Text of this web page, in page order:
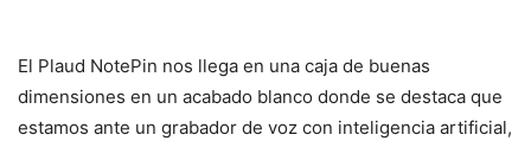
El Plaud NotePin nos llega en una caja de buenas
dimensiones en un acabado blanco donde se destaca que
estamos ante un grabador de voz con inteligencia artificial,